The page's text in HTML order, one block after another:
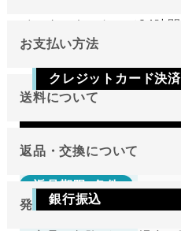
インターネットにて24時
日のみです。
お支払い方法
クレジットカード決済
Visa Mastercard
銀行振込
送料について
地域
東北
関東
返品・交換について
返品期限･条件
切り売り商品やメーカー取
発送について